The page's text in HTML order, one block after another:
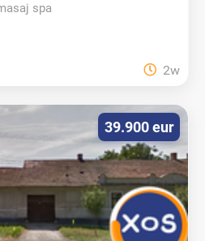
spa
2w
39.900 eur